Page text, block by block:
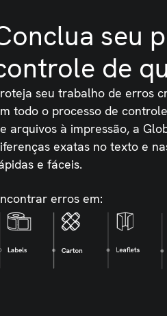
seu
de
seu trabalho de erros
todo o processo de
arquivos à impressão, a
exatas no texto e
e fáceis.
erros em: